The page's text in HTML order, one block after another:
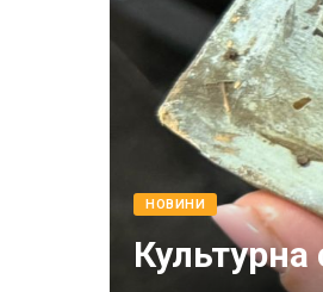
НОВИНИ